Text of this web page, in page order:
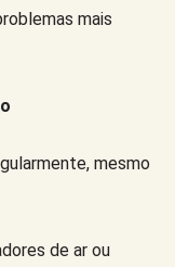
mais
mesmo
de ar ou